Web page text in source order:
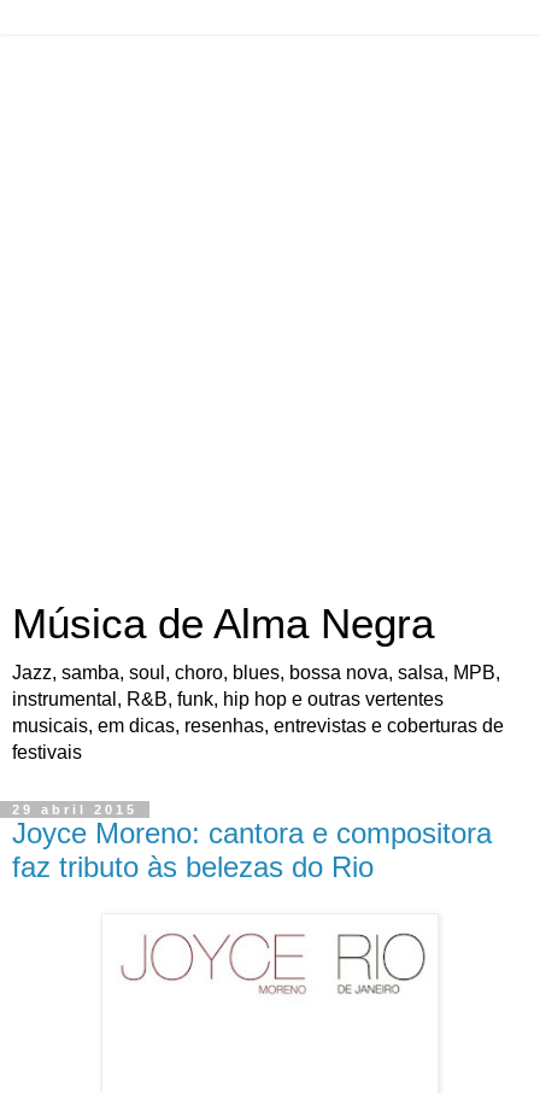
Música de Alma Negra
Jazz, samba, soul, choro, blues, bossa nova, salsa, MPB,
instrumental, R&B, funk, hip hop e outras vertentes
musicais, em dicas, resenhas, entrevistas e coberturas de
festivais
29 abril 2015
Joyce Moreno: cantora e compositora
faz tributo às belezas do Rio